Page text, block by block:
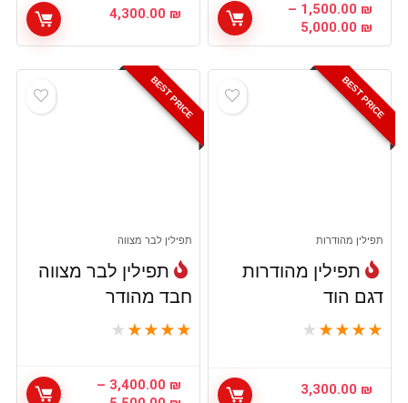
1,500.00 ₪
–
5,000.00 ₪
טווח
מחירים:
4,300.00 ₪
BEST PRICE
תפילין מהודרות
תפילין מהודרות
דגם הוד
★
★
★
★
★
3,300.00 ₪
BEST PRICE
תפילין לבר מצווה
תפילין לבר מצווה
חבד מהודר
★
★
★
★
★
3,400.00 ₪
–